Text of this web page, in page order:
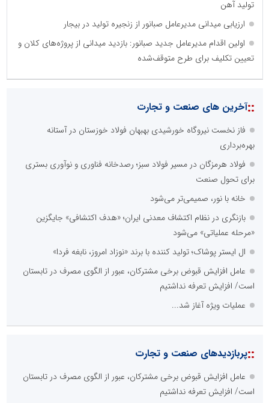
تولید آهن
ارزیابی میدانی مدیرعامل صبانور از زنجیره تولید در بیجار
اولین اقدام مدیرعامل جدید صبانور: بازدید میدانی از پروژه‌های کلان و
تعیین تکلیف برای طرح متوقف‌شده
::آخرین های صنعت و تجارت
فاز نخست نیروگاه خورشیدی بهبهان فولاد خوزستان در آستانه
بهره‌برداری
فولاد هرمزگان در مسیر فولاد سبز؛ رصدخانه فناوری و نوآوری بستری
برای تحول صنعت
خانه با نور، صمیمی‌تر می‌شود
بازنگری در نظام اکتشاف معدنی ایران؛ «هدف اکتشافی» جایگزین
«مرحله عملیاتی» می‌شود
ال ایستر پوشاک؛ تولید کننده با برند «نوزاد امروز، نابغه فردا»
عامل افزایش قبوض برخی مشترکان، عبور از الگوی مصرف در تابستان
است/ افزایش تعرفه نداشتیم
عملیات ویژه آغاز شد...
::پربازدیدهای صنعت و تجارت
عامل افزایش قبوض برخی مشترکان، عبور از الگوی مصرف در تابستان
است/ افزایش تعرفه نداشتیم